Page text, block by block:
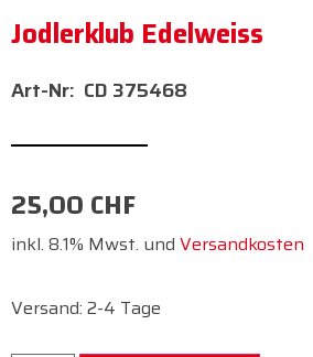
Jodlerklub Edelweiss
CD 375468
25,00CHF
inkl. 8.1% Mwst. und Versandkosten
Versand: 2-4 Tage